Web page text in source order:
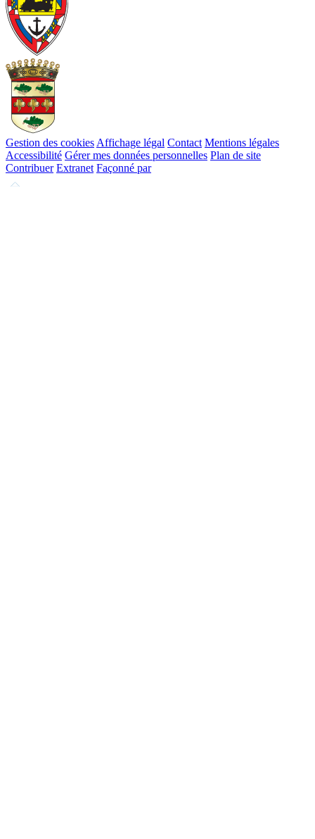
Gestion des cookies Affichage légal Contact Mentions légales
Accessibilité Gérer mes données personnelles Plan de site
Contribuer Extranet Façonné par